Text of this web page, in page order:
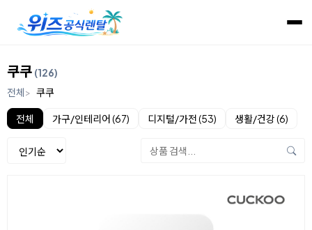
쿠쿠 (126)
전체
쿠쿠
전체 가구/인테리어 (67) 디지털/가전 (53) 생활/건강 (6)